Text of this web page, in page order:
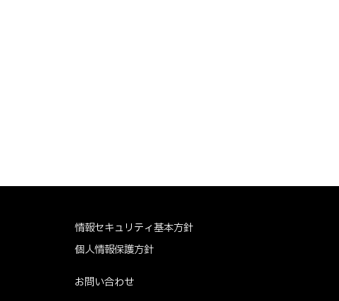
情報セキュリティ基本方針
個人情報保護方針
お問い合わせ